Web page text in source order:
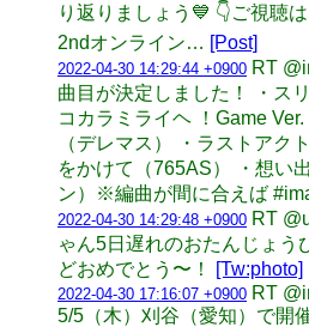
り返りましょう💙 👇ご視聴
2ndオンライン… [Post]
2022-04-30 14:29:44 +0900 RT
曲目が決定しました！ ・ス
コカラミライヘ ！Game
（デレマス） ・ラストアク
をかけて（765AS） ・想い
ン）※編曲が間に合えば
2022-04-30 14:29:48 +0900 RT
ゃん5日遅れのおたんじょう
どおめでとう〜！
[Tw:photo]
2022-04-30 17:16:07 +0900 RT
5/5（木）刈谷（愛知）で開